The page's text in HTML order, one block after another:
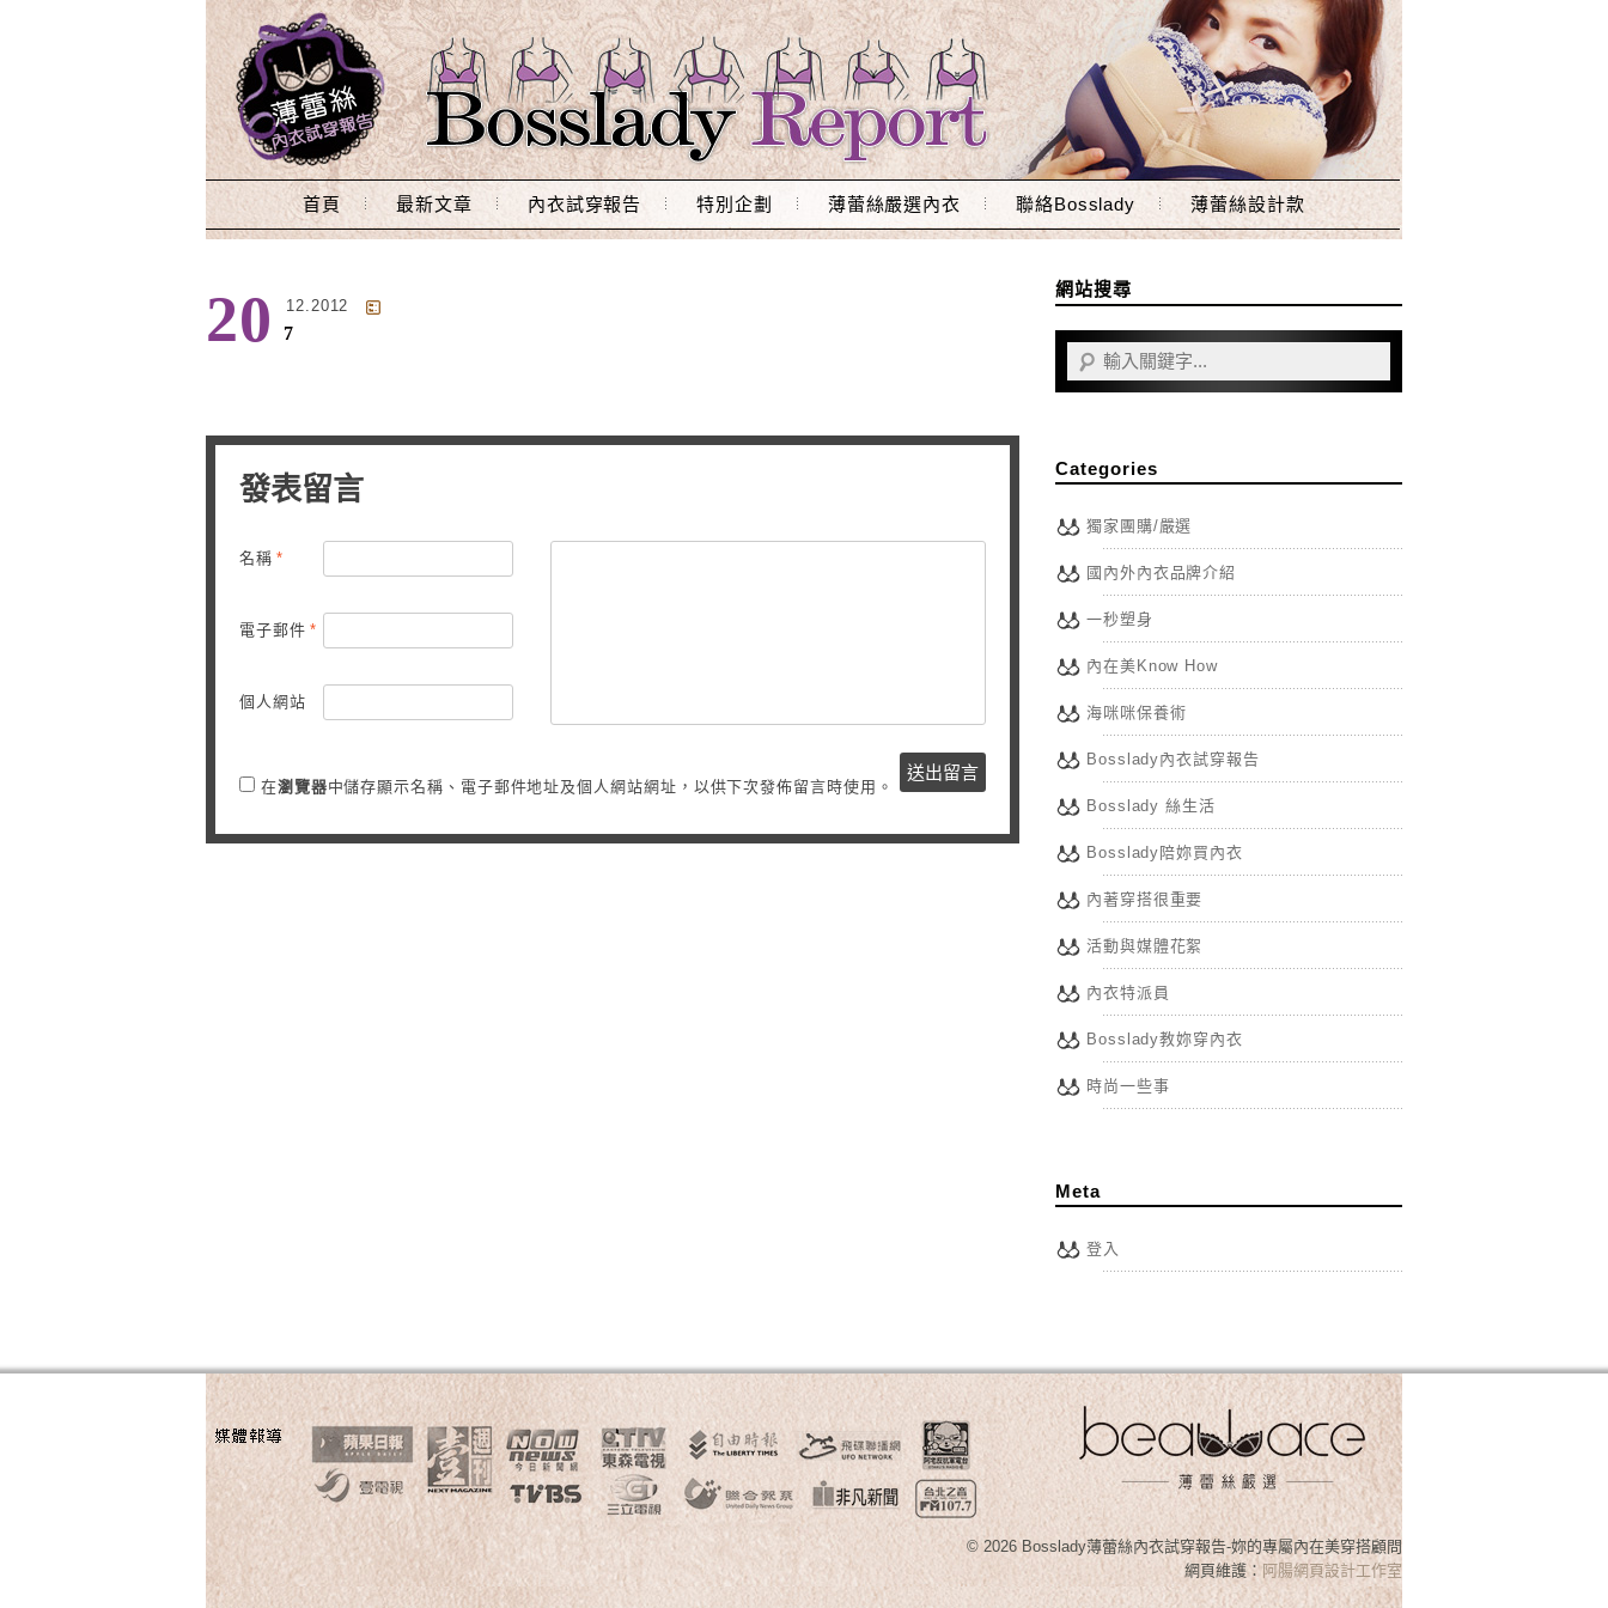
Main Menu
首頁 最新文章 內衣試穿報告 特別企劃 薄蕾絲嚴選內衣 聯絡Bosslady 薄蕾絲設計款
20 12.2012
7
發表留言
名稱 *
電子郵件 *
個人網站
在瀏覽器中儲存顯示名稱、電子郵件地址及個人網站網址，以供下次發佈留言時使用。
網站搜尋
Categories
獨家團購/嚴選
國內外內衣品牌介紹
一秒塑身
內在美Know How
海咪咪保養術
Bosslady內衣試穿報告
Bosslady 絲生活
Bosslady陪妳買內衣
內著穿搭很重要
活動與媒體花絮
內衣特派員
Bosslady教妳穿內衣
時尚一些事
Meta
登入
© 2026 Bosslady薄蕾絲內衣試穿報告-妳的專屬內在美穿搭顧問
網頁維護： 阿腸網頁設計工作室